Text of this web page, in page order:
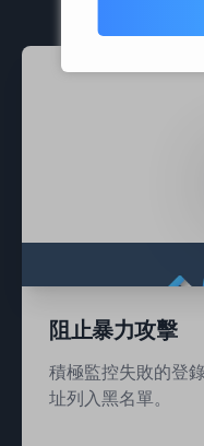
阻止暴力攻擊
積極監控失敗的登
址列入黑名單。